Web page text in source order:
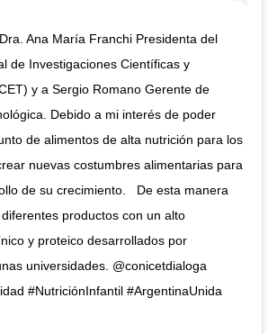
Ana María Franchi Presidenta del
de Investigaciones Científicas y
y a Sergio Romano Gerente de
Debido a mi interés de poder
de alimentos de alta nutrición para los
nuevas costumbres alimentarias para
de su crecimiento. ⁣ ⁣ De esta manera
productos con un alto
y proteico desarrollados por
universidades. @conicetdialoga⁣
#NutriciónInfantil #ArgentinaUnida